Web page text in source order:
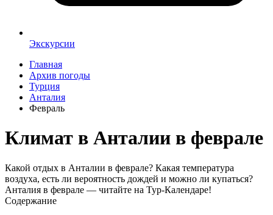
Экскурсии
Главная
Архив погоды
Турция
Анталия
Февраль
Климат в Анталии в феврале
Какой отдых в Анталии в феврале? Какая температура
воздуха, есть ли вероятность дождей и можно ли купаться?
Анталия в феврале — читайте на Тур-Календаре!
Содержание